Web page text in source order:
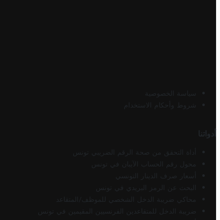
سياسة الخصوصية
شروط وأحكام الاستخدام
أدواتنا
أداة التحقق من صحة الرقم الضريبي تونس
محول رقم الحساب الآيبان في تونس
أسعار صرف الدينار التونسي
البحث عن الرمز البريدي في تونس
محاكي ضريبة الدخل الشخصي للموظف/المتقاعد
ضريبة الدخل للمتقاعدين الفرنسيين المقيمين في تونس